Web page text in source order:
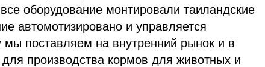
оборудование монтировали таиландские
автомотизировано и управляется
поставляем на внутренний рынок и в
производства кормов для животных и